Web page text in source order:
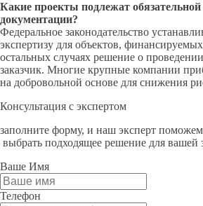
Какие проекты подлежат обязательной
документации?
Федеральное законодательство
экспертизу для объектов,
остальных случаях решение о
заказчик. Многие крупные компании
на добровольной основе для снижения
Консультация с экспертом
заполните форму, и наш эксперт поможем
выбрать подходящее решение для вашей
Ваше Имя
Телефон